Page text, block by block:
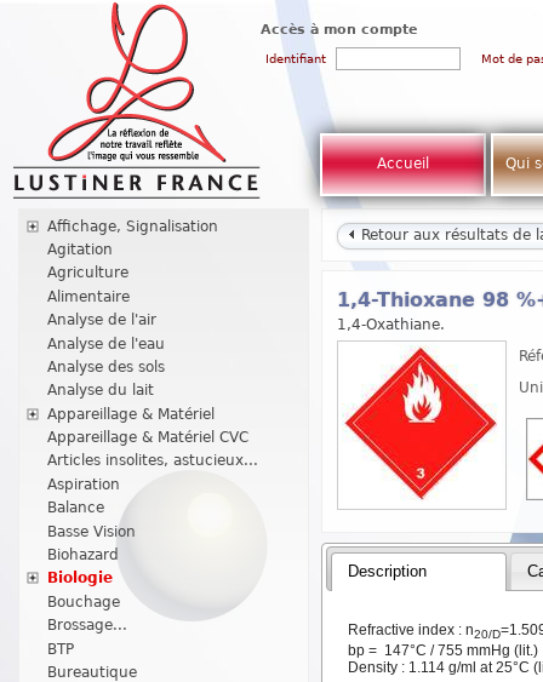
Accès à mon compte
Identifiant Mot de
Accueil Qui
Affichage, Signalisation
Agitation
Agriculture
Alimentaire
Analyse de l'air
Analyse de l'eau
Analyse des sols
Analyse du lait
Appareillage & Matériel
Appareillage & Matériel CVC
Articles insolites, astucieux...
Aspiration
Balance
Basse Vision
Biohazard
Biologie
Bouchage
Brossage...
BTP
Bureautique
Retour aux résultats de
1,4-Thioxane 98
1,4-Oxathiane.
Description
Refractive index : n20/D
bp = 147°C / 755 mmHg
Density : 1.114 g/ml at 25°C